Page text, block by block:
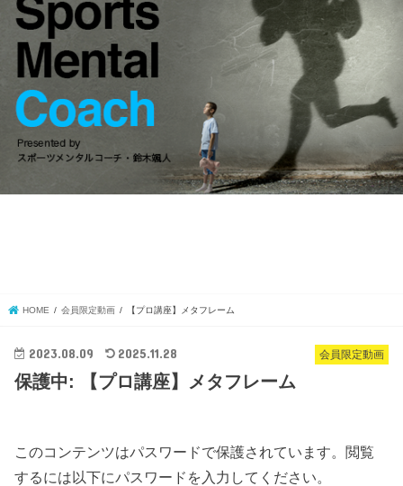
HOME 会員限定動画 【プロ講座】メタフレーム
会員限定動画
2023.08.09 2025.11.28
保護中: 【プロ講座】メタフレーム
このコンテンツはパスワードで保護されています。閲覧
するには以下にパスワードを入力してください。